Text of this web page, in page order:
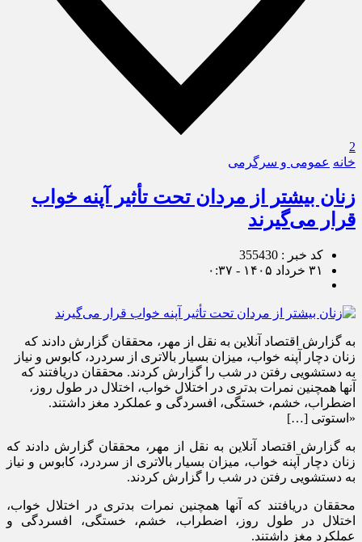
2
خانه عمومی و سرگرمی
زنان بیشتر از مردان تحت تأثیر آپنه خواب
قرار می‌گیرند
کد خبر : 355430
۳۱ خرداد ۱۴۰۵ - ۰:۳۷
به گزارش اقتصاد آنلاین به نقل از مهر، محققان گزارش دادند که
زنان دچار آپنه خواب، میزان بسیار بالاتری از سردرد، کابوس و نیاز
به دستشویی رفتن در شب را گزارش کردند. محققان دریافتند که
آنها همچنین نمرات بدتری در اختلال خواب، اختلال در طول روز،
اضطراب، خشم، خستگی، افسردگی و عملکرد مغز داشتند.
«استوتی […]
به گزارش اقتصاد آنلاین به نقل از مهر، محققان گزارش دادند که
زنان دچار آپنه خواب، میزان بسیار بالاتری از سردرد، کابوس و نیاز
به دستشویی رفتن در شب را گزارش کردند.
محققان دریافتند که آنها همچنین نمرات بدتری در اختلال خواب،
اختلال در طول روز، اضطراب، خشم، خستگی، افسردگی و
عملکرد مغز داشتند.